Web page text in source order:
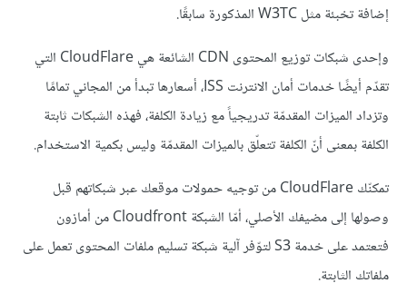
إضافة تخبئة مثل W3TC المذكورة سابقًا.
وإحدى شبكات توزيع المحتوى CDN الشائعة هي CloudFlare التي
تقدّم أيضًا خدمات أمان الانترنت ISS، أسعارها تبدأ من المجاني تمامًا
وتزداد الميزات المقدمّة تدريجياً مع زيادة الكلفة، فهذه الشبكات ثابتة
الكلفة بمعنى أنّ الكلفة تتعلّق بالميزات المقدمّة وليس بكمية الاستخدام.
تمكنّك CloudFlare من توجيه حمولات موقعك عبر شبكاتهم قبل
وصولها إلى مضيفك الأصلي، أمّا الشبكة Cloudfront من أمازون
فتعتمد على خدمة S3 لتوّفر آلية شبكة تسليم ملفات المحتوى تعمل على
ملفاتك الثابتة.